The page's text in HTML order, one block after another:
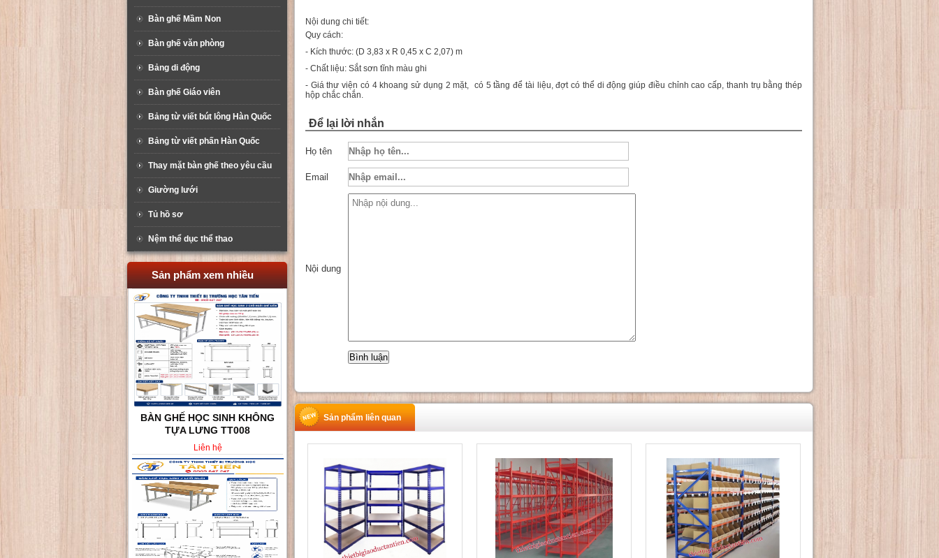
Bàn ghế Mầm Non
Bàn ghế văn phòng
Bảng di động
Bàn ghế Giáo viên
Bảng từ viết bút lông Hàn Quốc
Bảng từ viết phấn Hàn Quốc
Thay mặt bàn ghế theo yêu cầu
Giường lưới
Tủ hồ sơ
Nệm thể dục thể thao
Sản phẩm xem nhiều
BÀN GHẾ HỌC SINH KHÔNG
TỰA LƯNG TT008
Liên hệ
Nội dung chi tiết:
Quy cách:
- Kích thước: (D 3,83 x R 0,45 x C 2,07) m
- Chất liệu: Sắt sơn tĩnh màu ghi
- Giá thư viện có 4 khoang sử dụng 2 mặt, có 5 tầng để tài liệu, đợt có thể di động giúp điều chỉnh cao cấp, thanh trụ bằng thép
hộp chắc chắn.
Để lại lời nhắn
Họ tên
Email
Nội dung
Sản phẩm liên quan